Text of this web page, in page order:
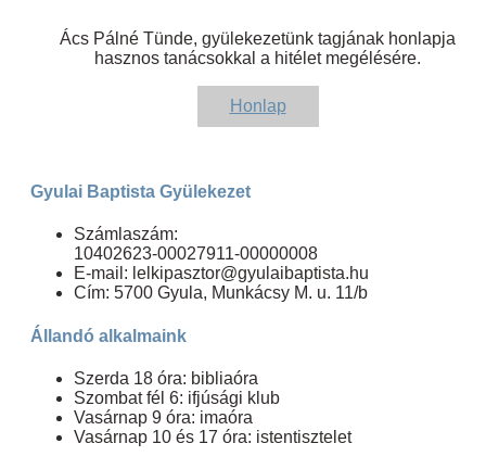
Ács Pálné Tünde, gyülekezetünk tagjának honlapja
hasznos tanácsokkal a hitélet megélésére.
Honlap
Gyulai Baptista Gyülekezet
Számlaszám:
10402623-00027911-00000008
E-mail: lelkipasztor@gyulaibaptista.hu
Cím: 5700 Gyula, Munkácsy M. u. 11/b
Állandó alkalmaink
Szerda 18 óra: bibliaóra
Szombat fél 6: ifjúsági klub
Vasárnap 9 óra: imaóra
Vasárnap 10 és 17 óra: istentisztelet